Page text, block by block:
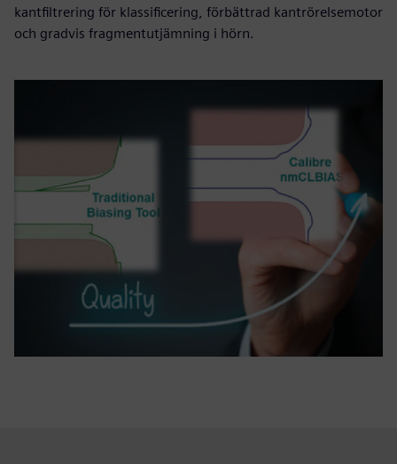
kantfiltrering för klassificering, förbättrad kantrörelsemotor
och gradvis fragmentutjämning i hörn.